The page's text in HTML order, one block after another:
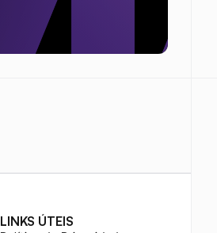
LINKS ÚTEIS